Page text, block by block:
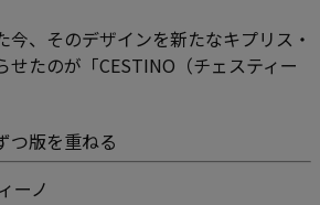
今、そのデザインを新たなキプリス・
せたのが「CESTINO（チェスティー
つ版を重ねる